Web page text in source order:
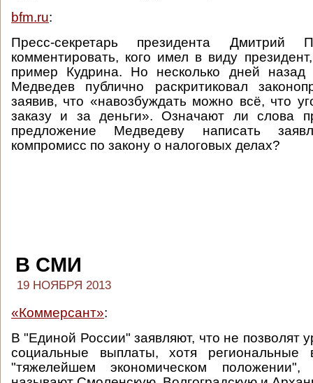
bfm.ru:
Пресс-секретарь президента Дмитрий
комментировать, кого имел в виду
пример Кудрина. Но несколько дней
Медведев публично раскритиковал
заявив, что «навозбуждать можно всё, что
заказу и за деньги». Означают ли слова
предложение Медведеву написать
компромисс по закону о налоговых делах?
В СМИ
19 НОЯБРЯ 2013
«Коммерсант»:
В "Единой России" заявляют, что не позволят
социальные выплаты, хотя региональные
"тяжелейшем экономическом